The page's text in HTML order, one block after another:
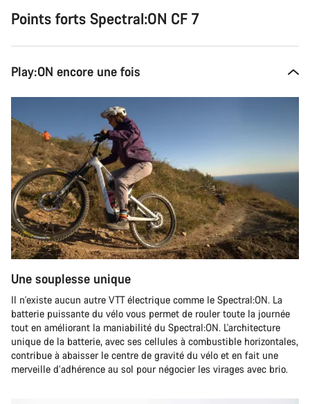
Points forts Spectral:ON CF 7
Play:ON encore une fois
Une souplesse unique
Il n'existe aucun autre VTT électrique comme le Spectral:ON. La
batterie puissante du vélo vous permet de rouler toute la journée
tout en améliorant la maniabilité du Spectral:ON. L'architecture
unique de la batterie, avec ses cellules à combustible horizontales,
contribue à abaisser le centre de gravité du vélo et en fait une
merveille d’adhérence au sol pour négocier les virages avec brio.